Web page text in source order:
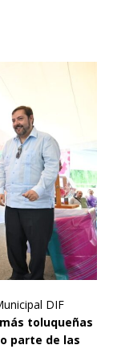
DIF
toluqueñas
parte de las